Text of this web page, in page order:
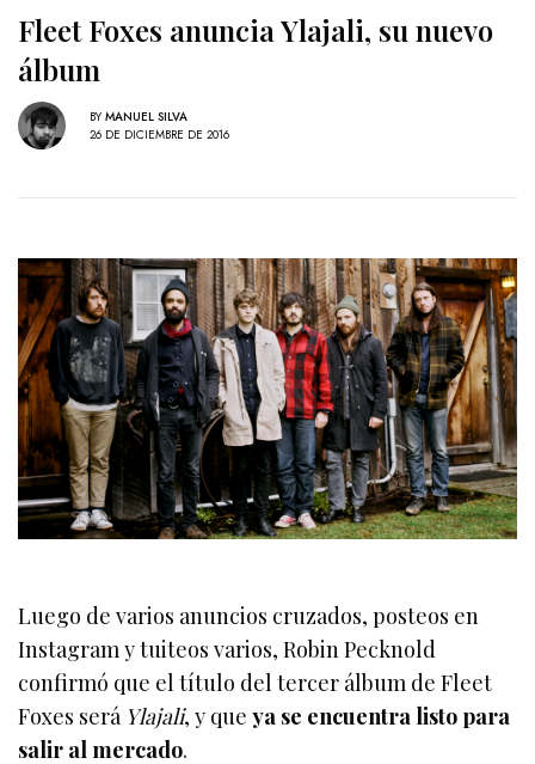
Fleet Foxes anuncia Ylajali, su nuevo
álbum
BY MANUEL SILVA
26 DE DICIEMBRE DE 2016
Luego de varios anuncios cruzados, posteos en
Instagram y tuiteos varios, Robin Pecknold
confirmó que el título del tercer álbum de Fleet
Foxes será Ylajali, y queya se encuentra listo para
salir al mercado.